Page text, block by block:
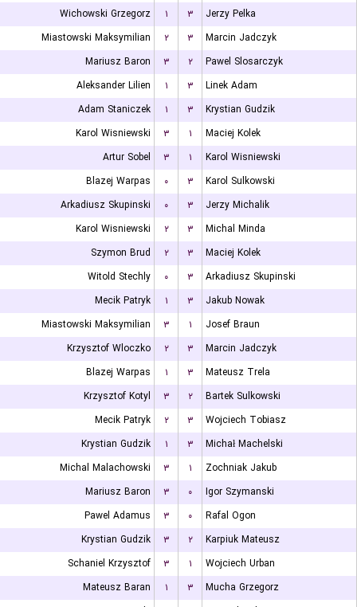
Wichowski Grzegorz
۱ ۳
Jerzy Pelka
Miastowski Maksymilian
۲ ۳
Marcin Jadczyk
Mariusz Baron
۳ ۲
Pawel Slosarczyk
Aleksander Lilien
۱ ۳
Linek Adam
Adam Staniczek
۱ ۳
Krystian Gudzik
Karol Wisniewski
۳ ۱
Maciej Kolek
Artur Sobel
۳ ۱
Karol Wisniewski
Blazej Warpas
۰ ۳
Karol Sulkowski
Arkadiusz Skupinski
۰ ۳
Jerzy Michalik
Karol Wisniewski
۲ ۳
Michal Minda
Szymon Brud
۲ ۳
Maciej Kolek
Witold Stechly
۰ ۳
Arkadiusz Skupinski
Mecik Patryk
۱ ۳
Jakub Nowak
Miastowski Maksymilian
۳ ۱
Josef Braun
Krzysztof Wloczko
۲ ۳
Marcin Jadczyk
Blazej Warpas
۱ ۳
Mateusz Trela
Krzysztof Kotyl
۳ ۲
Bartek Sulkowski
Mecik Patryk
۲ ۳
Wojciech Tobiasz
Krystian Gudzik
۱ ۳
Michał Machelski
Michal Malachowski
۳ ۱
Zochniak Jakub
Mariusz Baron
۳ ۰
Igor Szymanski
Pawel Adamus
۳ ۰
Rafal Ogon
Krystian Gudzik
۳ ۲
Karpiuk Mateusz
Schaniel Krzysztof
۳ ۱
Wojciech Urban
Mateusz Baran
۱ ۳
Mucha Grzegorz